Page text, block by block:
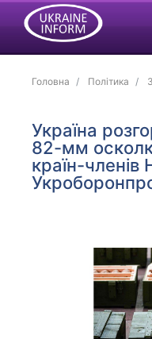
Головна Політика
Україна
82-мм
країн-